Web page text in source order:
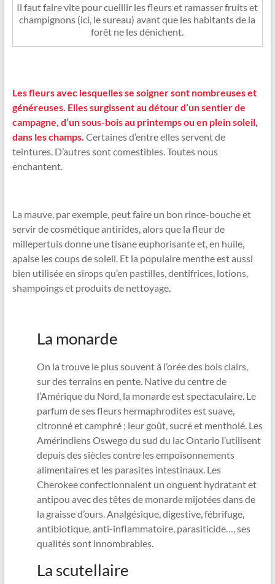
Il faut faire vite pour cueillir les fleurs et ramasser fruits et
champignons (ici, le sureau) avant que les habitants de la
forêt ne les dénichent.
Les fleurs avec lesquelles se soigner sont nombreuses et
généreuses. Elles surgissent au détour d’un sentier de
campagne, d’un sous-bois au printemps ou en plein soleil,
dans les champs. Certaines d’entre elles servent de
teintures. D’autres sont comestibles. Toutes nous
enchantent.
La mauve, par exemple, peut faire un bon rince-bouche et
servir de cosmétique antirides, alors que la fleur de
millepertuis donne une tisane euphorisante et, en huile,
apaise les coups de soleil. Et la populaire menthe est aussi
bien utilisée en sirops qu’en pastilles, dentifrices, lotions,
shampoings et produits de nettoyage.
La monarde
On la trouve le plus souvent à l’orée des bois clairs,
sur des terrains en pente. Native du centre de
l’Amérique du Nord, la monarde est spectaculaire. Le
parfum de ses fleurs hermaphrodites est suave,
citronné et camphré ; leur goût, sucré et mentholé. Les
Amérindiens Oswego du sud du lac Ontario l’utilisent
depuis des siècles contre les empoisonnements
alimentaires et les parasites intestinaux. Les
Cherokee confectionnaient un onguent hydratant et
antipou avec des têtes de monarde mijotées dans de
la graisse d’ours. Analgésique, digestive, fébrifuge,
antibiotique, anti-inflammatoire, parasiticide…, ses
qualités sont innombrables.
La scutellaire